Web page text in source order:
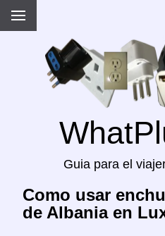
Guia para el
Como usar
de Albania en